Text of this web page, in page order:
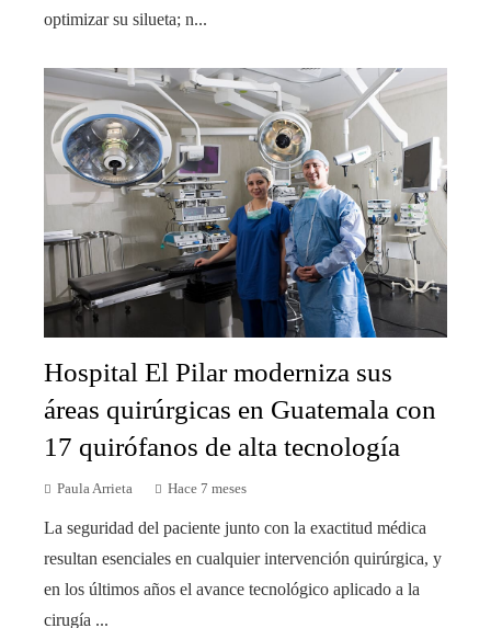
optimizar su silueta; n...
Hospital El Pilar moderniza sus
áreas quirúrgicas en Guatemala con
17 quirófanos de alta tecnología
Paula Arrieta Hace 7 meses
La seguridad del paciente junto con la exactitud médica
resultan esenciales en cualquier intervención quirúrgica, y
en los últimos años el avance tecnológico aplicado a la
cirugía ...